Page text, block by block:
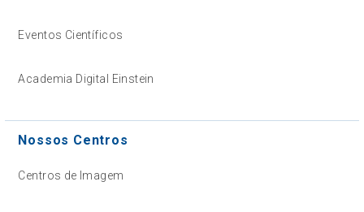
Eventos Científicos
Academia Digital Einstein
Nossos Centros
Centros de Imagem